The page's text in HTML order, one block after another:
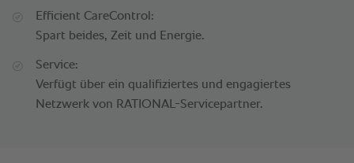
Efficient CareControl:
Spart beides, Zeit und Energie.
Service:
Verfügt über ein qualifiziertes und engagiertes
Netzwerk von RATIONAL-Servicepartner.